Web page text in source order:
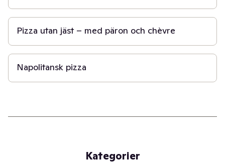
20 min
Pizza utan jäst – med päron och chèvre
1 t
Napolitansk pizza
Kategorier